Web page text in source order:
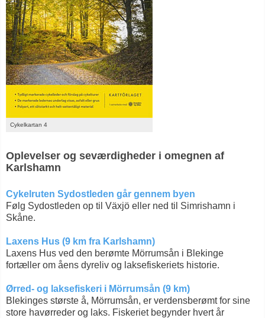
Cykelkartan 4
Oplevelser og seværdigheder i omegnen af
Karlshamn
Cykelruten Sydostleden går gennem byen
Følg Sydostleden op til Växjö eller ned til Simrishamn i
Skåne.
Laxens Hus (9 km fra Karlshamn)
Laxens Hus ved den berømte Mörrumsån i Blekinge
fortæller om åens dyreliv og laksefiskeriets historie.
Ørred- og laksefiskeri i Mörrumsån (9 km)
Blekinges største å, Mörrumsån, er verdensberømt for sine
store havørreder og laks. Fiskeriet begynder hvert år